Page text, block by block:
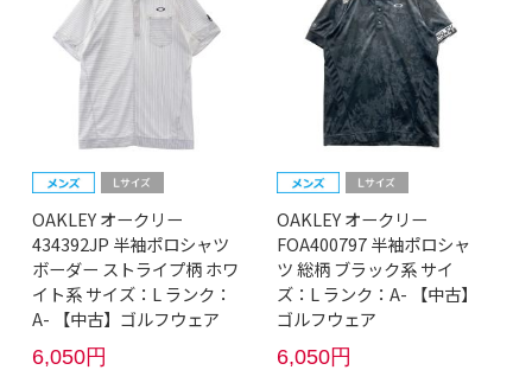
OAKLEY オークリー
434392JP 半袖ポロシャツ
ボーダー ストライプ柄 ホワ
イト系 サイズ：L ランク：
A- 【中古】ゴルフウェア
6,050円
OAKLEY オークリー
FOA400797 半袖ポロシャ
ツ 総柄 ブラック系 サイ
ズ：L ランク：A- 【中古】
ゴルフウェア
6,050円